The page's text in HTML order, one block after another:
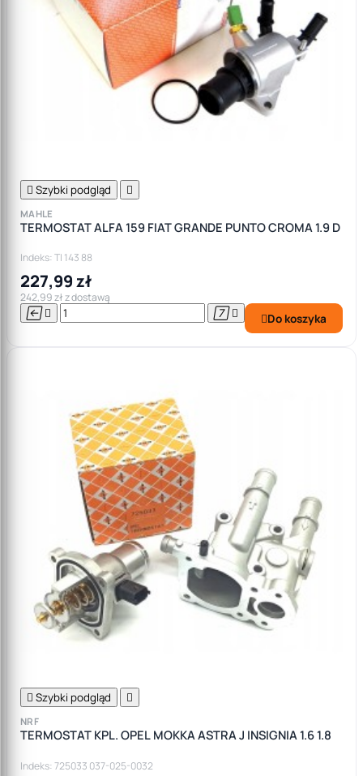
 Szybki podgląd 
MAHLE
TERMOSTAT ALFA 159 FIAT GRANDE PUNTO CROMA 1.9 D
Indeks: TI 143 88
227,99 zł
242,99 zł z dostawą
    Do koszyka
 Szybki podgląd 
NRF
TERMOSTAT KPL. OPEL MOKKA ASTRA J INSIGNIA 1.6 1.8
Indeks: 725033 037-025-0032